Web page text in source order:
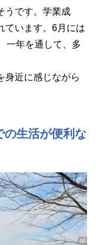
うです。学業成
ています。6月には
一年を通して、多
身近に感じながら
の生活が便利な